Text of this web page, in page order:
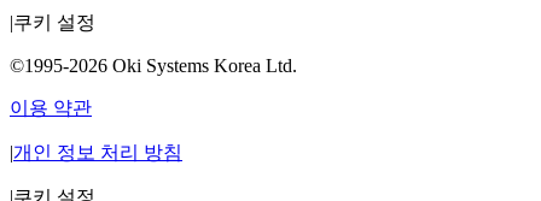
|쿠키 설정
©1995-2026 Oki Systems Korea Ltd.
이용 약관
|개인 정보 처리 방침
|쿠키 설정